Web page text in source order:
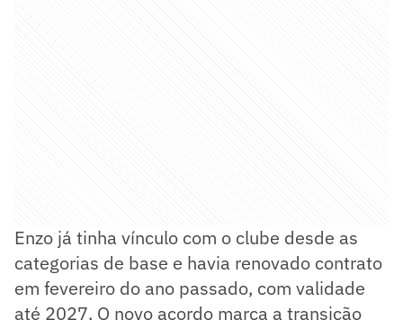
Enzo já tinha vínculo com o clube desde as
categorias de base e havia renovado contrato
em fevereiro do ano passado, com validade
até 2027. O novo acordo marca a transição